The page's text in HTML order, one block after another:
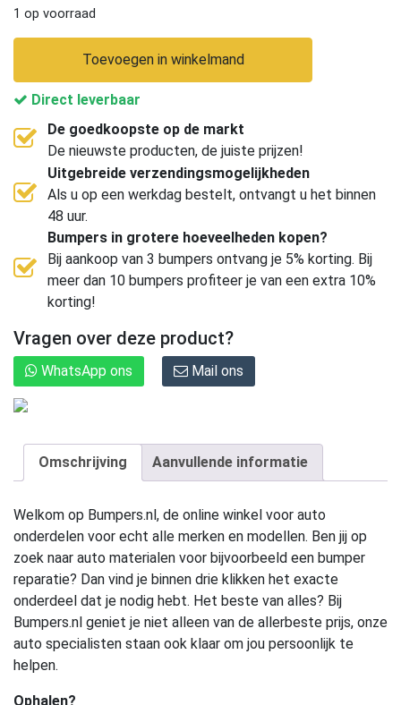
1 op voorraad
Toevoegen in winkelmand
Direct leverbaar
De goedkoopste op de markt
De nieuwste producten, de juiste prijzen!
Uitgebreide verzendingsmogelijkheden
Als u op een werkdag bestelt, ontvangt u het binnen
48 uur.
Bumpers in grotere hoeveelheden kopen?
Bij aankoop van 3 bumpers ontvang je 5% korting. Bij
meer dan 10 bumpers profiteer je van een extra 10%
korting!
Vragen over deze product?
WhatsApp ons Mail ons
Omschrijving Aanvullende informatie
Welkom op Bumpers.nl, de online winkel voor auto
onderdelen voor echt alle merken en modellen. Ben jij op
zoek naar auto materialen voor bijvoorbeeld een bumper
reparatie? Dan vind je binnen drie klikken het exacte
onderdeel dat je nodig hebt. Het beste van alles? Bij
Bumpers.nl geniet je niet alleen van de allerbeste prijs, onze
auto specialisten staan ook klaar om jou persoonlijk te
helpen.
Ophalen?